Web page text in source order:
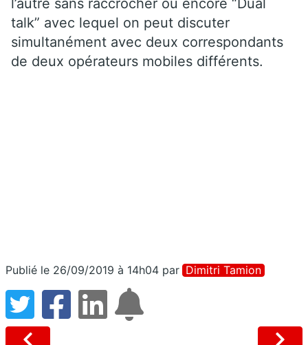
l’autre sans raccrocher ou encore “Dual
talk” avec lequel on peut discuter
simultanément avec deux correspondants
de deux opérateurs mobiles différents.
Publié le 26/09/2019 à 14h04 par Dimitri Tamion